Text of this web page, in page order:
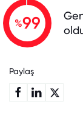
%99
Paylaş